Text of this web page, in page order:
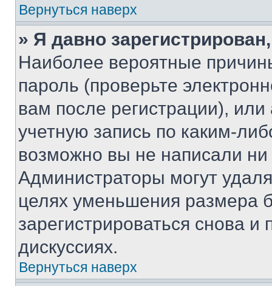
Вернуться наверх
» Я давно
Наиболее вероятные
пароль (проверьте
вам после регистрации),
учетную запись по каким-
возможно вы не написали
Администраторы могут
целях уменьшения размера
зарегистрироваться снова и
дискуссиях.
Вернуться наверх